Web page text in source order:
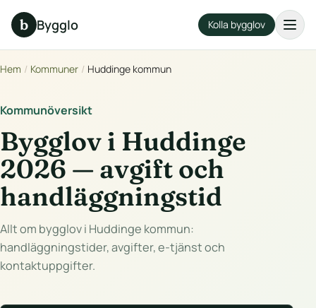
b Bygglo Kolla bygglov
Hem / Kommuner / Huddinge kommun
Kommunöversikt
Bygglov i Huddinge
2026 — avgift och
handläggningstid
Allt om bygglov i Huddinge kommun:
handläggningstider, avgifter, e-tjänst och
kontaktuppgifter.